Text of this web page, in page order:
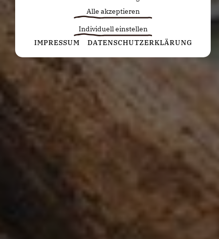
Alle akzeptieren
Individuell einstellen
Statistiken
Diese Cookies erfassen anonyme Statistiken. Diese
Informationen helfen uns zu verstehen, wie wir
unsere Website noch weiter optimieren können.
Marketing Cookies werden von Drittanbietern oder
Google Tag Manager
IMPRESSUM DATENSCHUTZERKLÄRUNG